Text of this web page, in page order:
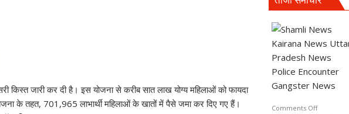
h
किस्त जारी कर दी है। इस योजना से करीब सात लाख योग्य महिलाओं को फायदा
के तहत, 701,965 लाभार्थी महिलाओं के खातों में पैसे जमा कर दिए गए हैं।
Comments Offon